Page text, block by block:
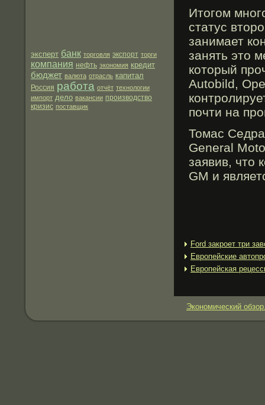
эксперт банк торговля экспорт торги
компания нефть экономия кредит
бюджет валюта отрасль капитал
Россия работа отчёт технологии
импорт дело вакансии производство
кризис поставщик
Итогοм
статус
занимает
занять это
который
Autobild,
почти на
Томас
General
заявив, что
GM и
Ford закроет три
Европейские
Европейская
Экономический